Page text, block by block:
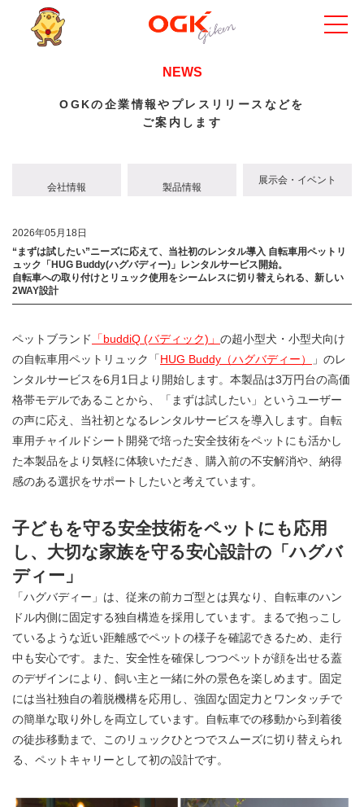
NEWS
OGKの企業情報やプレスリリースなどを
ご案内します
会社情報 製品情報
展示会・イベント
2026年05月18日
“まずは試したい”ニーズに応えて、当社初のレンタル導入 自転車用ペットリ
ュック「HUG Buddy(ハグバディー)」レンタルサービス開始。
自転車への取り付けとリュック使用をシームレスに切り替えられる、新しい
2WAY設計
ペットブランド 「buddiQ (バディック)」 の超小型犬・小型犬向け
の自転車用ペットリュック「HUG Buddy（ハグバディー）
」のレ
ンタルサービスを6月1日より開始します。本製品は3万円台の高価
格帯モデルであることから、「まずは試したい」というユーザー
の声に応え、当社初となるレンタルサービスを導入します。自転
車用チャイルドシート開発で培った安全技術をペットにも活かし
た本製品をより気軽に体験いただき、購入前の不安解消や、納得
感のある選択をサポートしたいと考えています。
子どもを守る安全技術をペットにも応用
し、大切な家族を守る安心設計の「ハグバ
ディー」
「ハグバディー」は、従来の前カゴ型とは異なり、自転車のハン
ドル内側に固定する独自構造を採用しています。まるで抱っこし
ているような近い距離感でペットの様子を確認できるため、走行
中も安心です。また、安全性を確保しつつペットが顔を出せる蓋
のデザインにより、飼い主と一緒に外の景色を楽しめます。固定
には当社独自の着脱機構を応用し、強固な固定力とワンタッチで
の簡単な取り外しを両立しています。自転車での移動から到着後
の徒歩移動まで、このリュックひとつでスムーズに切り替えられ
る、ペットキャリーとして初の設計です。